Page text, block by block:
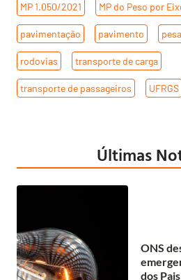
MP 1.050/2021 MP do Peso por
pavimentação pavimento
rodovias transporte de carga
transporte de passageiros UFRGS
Últimas
ONS
dos Pais